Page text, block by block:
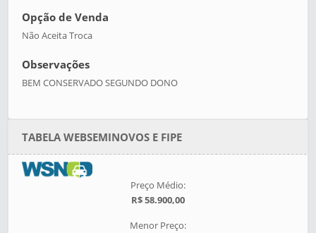
Opção de Venda
Não Aceita Troca
Observações
BEM CONSERVADO SEGUNDO DONO
TABELA WEBSEMINOVOS E FIPE
Preço Médio:
R$ 58.900,00
Menor Preço: